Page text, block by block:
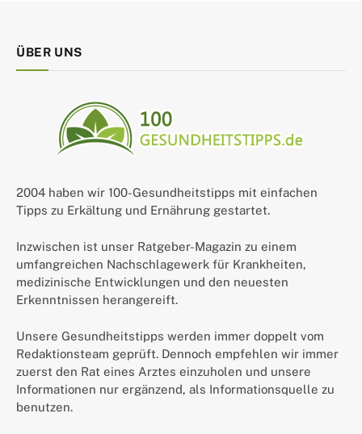
ÜBER UNS
2004 haben wir 100-Gesundheitstipps mit einfachen
Tipps zu Erkältung und Ernährung gestartet.
Inzwischen ist unser Ratgeber-Magazin zu einem
umfangreichen Nachschlagewerk für Krankheiten,
medizinische Entwicklungen und den neuesten
Erkenntnissen herangereift.
Unsere Gesundheitstipps werden immer doppelt vom
Redaktionsteam geprüft. Dennoch empfehlen wir immer
zuerst den Rat eines Arztes einzuholen und unsere
Informationen nur ergänzend, als Informationsquelle zu
benutzen.